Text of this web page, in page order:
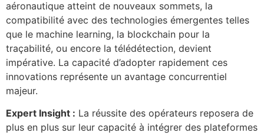
aéronautique atteint de nouveaux sommets, la
compatibilité avec des technologies émergentes telles
que le machine learning, la blockchain pour la
traçabilité, ou encore la télédétection, devient
impérative. La capacité d’adopter rapidement ces
innovations représente un avantage concurrentiel
majeur.
Expert Insight : La réussite des opérateurs reposera de
plus en plus sur leur capacité à intégrer des plateformes